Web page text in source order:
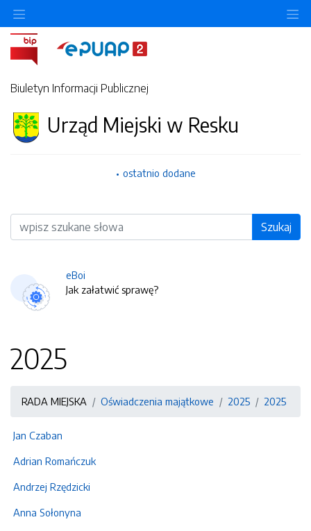
Biuletyn Informacji Publicznej
Urząd Miejski w Resku
ostatnio dodane
Wyszukiwarka Szukaj
eBoi
Jak załatwić sprawę?
2025
RADA MIEJSKA Oświadczenia majątkowe 2025 2025
Jan Czaban
Adrian Romańczuk
Andrzej Rzędzicki
Anna Sołonyna